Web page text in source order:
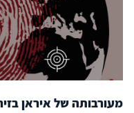
מעורבותה של איראן